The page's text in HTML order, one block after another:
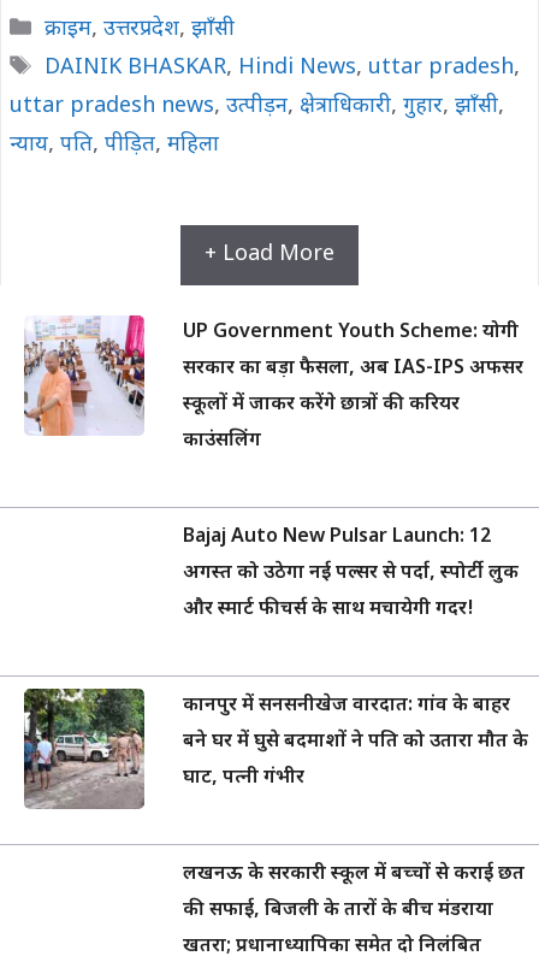
Categories
क्राइम, उत्तरप्रदेश, झाँसी
Tags
DAINIK BHASKAR, Hindi News, uttar pradesh,
uttar pradesh news, उत्पीड़न, क्षेत्राधिकारी, गुहार, झाँसी,
न्याय, पति, पीड़ित, महिला
+ Load More
UP Government Youth Scheme: योगी
सरकार का बड़ा फैसला, अब IAS-IPS अफसर
स्कूलों में जाकर करेंगे छात्रों की करियर
काउंसलिंग
Bajaj Auto New Pulsar Launch: 12
अगस्त को उठेगा नई पल्सर से पर्दा, स्पोर्टी लुक
और स्मार्ट फीचर्स के साथ मचायेगी गदर!
कानपुर में सनसनीखेज वारदात: गांव के बाहर
बने घर में घुसे बदमाशों ने पति को उतारा मौत के
घाट, पत्नी गंभीर
लखनऊ के सरकारी स्कूल में बच्चों से कराई छत
की सफाई, बिजली के तारों के बीच मंडराया
खतरा; प्रधानाध्यापिका समेत दो निलंबित